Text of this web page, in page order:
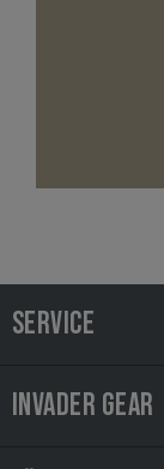
SERVICE
INVADER GEAR